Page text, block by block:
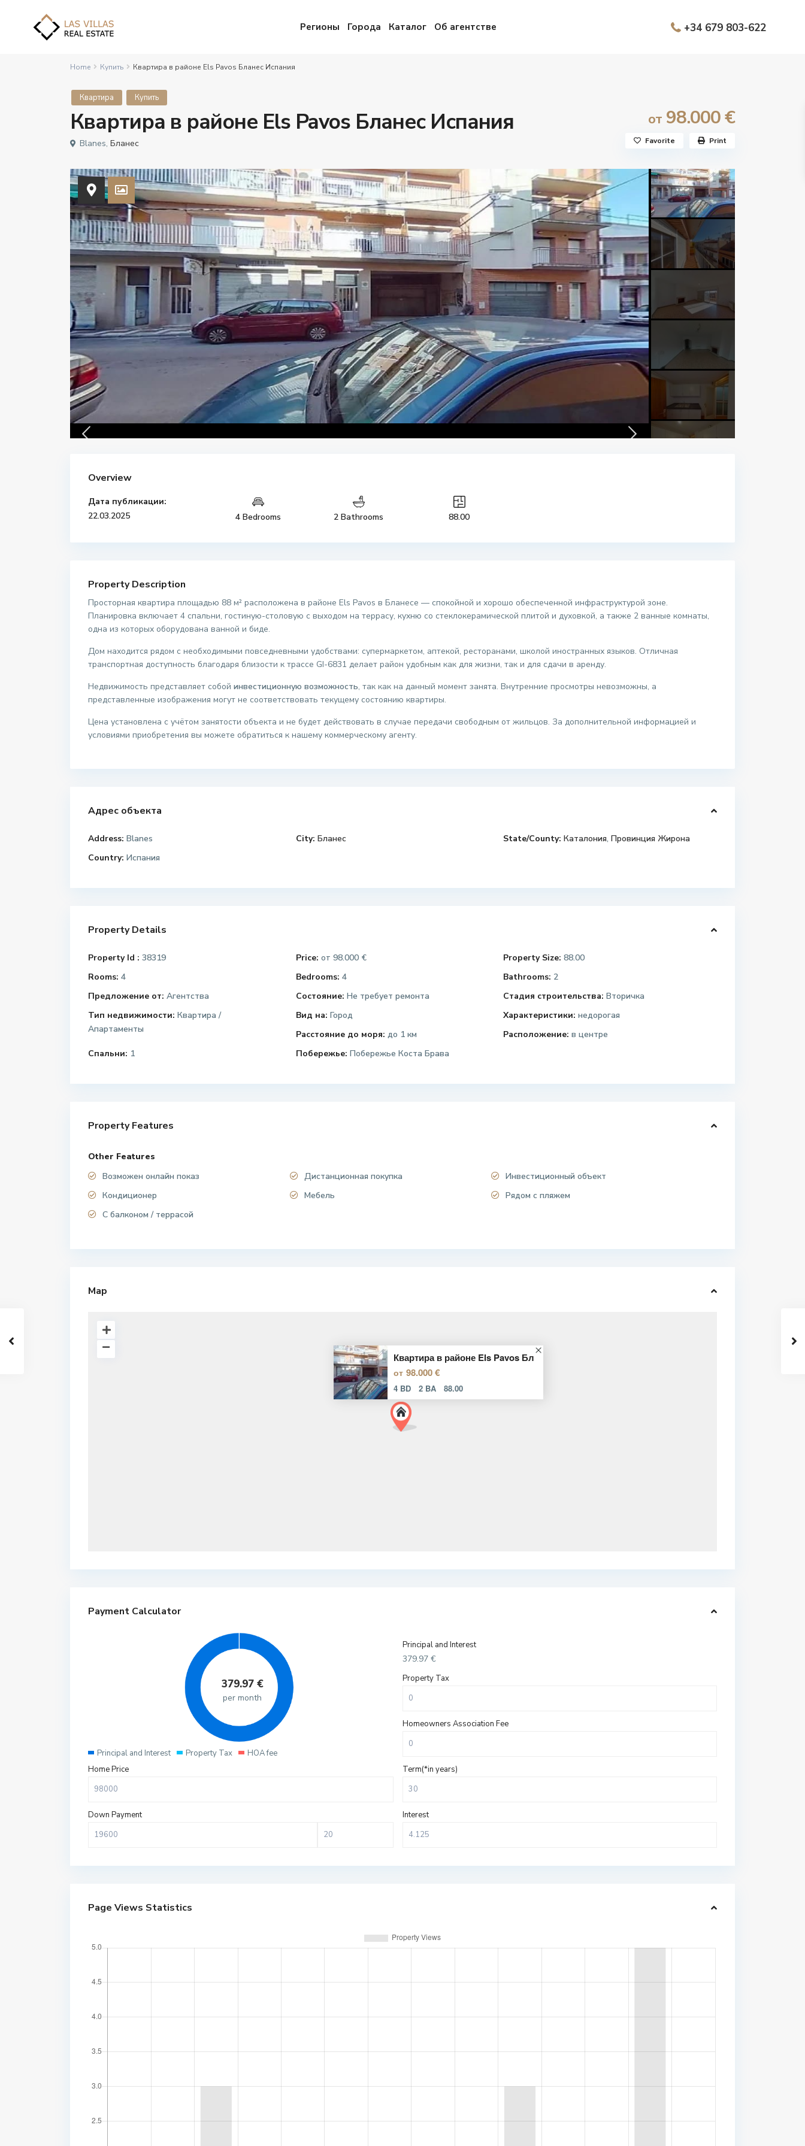
Регионы Города Каталог Об агентстве +34 679 803-622
Home Купить Квартира в районе Els Pavos Бланес Испания
Квартира Купить
Квартира в районе Els Pavos Бланес Испания от 98.000 €
Blanes, Бланес Favorite Print
Overview
Дата публикации:
22.03.2025
4 Bedrooms 2 Bathrooms 88.00
Property Description
Просторная квартира площадью 88 м² расположена в районе Els Pavos в Бланесе — спокойной и хорошо обеспеченной инфраструктурой зоне.
Планировка включает 4 спальни, гостиную-столовую с выходом на террасу, кухню со стеклокерамической плитой и духовкой, а также 2 ванные комнаты,
одна из которых оборудована ванной и биде.
Дом находится рядом с необходимыми повседневными удобствами: супермаркетом, аптекой, ресторанами, школой иностранных языков. Отличная
транспортная доступность благодаря близости к трассе GI-6831 делает район удобным как для жизни, так и для сдачи в аренду.
Недвижимость представляет собой инвестиционную возможность, так как на данный момент занята. Внутренние просмотры невозможны, а
представленные изображения могут не соответствовать текущему состоянию квартиры.
Цена установлена с учётом занятости объекта и не будет действовать в случае передачи свободным от жильцов. За дополнительной информацией и
условиями приобретения вы можете обратиться к нашему коммерческому агенту.
Адрес объекта
Address: Blanes City: Бланес State/County: Каталония, Провинция Жирона
Country: Испания
Property Details
Property Id : 38319 Price: от 98.000 € Property Size: 88.00
Rooms: 4 Bedrooms: 4 Bathrooms: 2
Предложение от: Агентства Состояние: Не требует ремонта Стадия строительства: Вторичка
Тип недвижимости: Квартира /
Апартаменты
Вид на: Город Характеристики: недорогая
Расстояние до моря: до 1 км Расположение: в центре
Спальни: 1 Побережье: Побережье Коста Брава
Property Features
Other Features
Возможен онлайн показ
Дистанционная покупка
Инвестиционный объект
Кондиционер
Мебель
Рядом с пляжем
С балконом / террасой
Map
Квартира в районе Els Pavos Бл
от 98.000 €
4 BD 2 BA 88.00
Payment Calculator
379.97€
per month
Principal and Interest Property Tax HOA fee
Principal and Interest
379.97 €
Property Tax
Homeowners Association Fee
Home Price
Down Payment
Term(*in years)
Interest
Page Views Statistics